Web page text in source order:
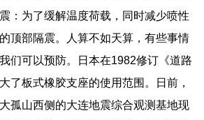
：为了缓解温度荷载，同时减少喷性
顶部隔震。人算不如天算，有些事情
们可以预防。日本在1982修订《道路
了板式橡胶支座的使用范围。日前，
孤山西侧的大连地震综合观测基地现